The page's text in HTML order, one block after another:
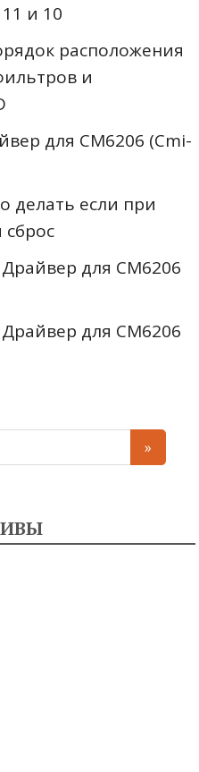
и 10
расположения
и
для CM6206 (Cmi-
делать если при
сброс
Драйвер для CM6206
Драйвер для CM6206